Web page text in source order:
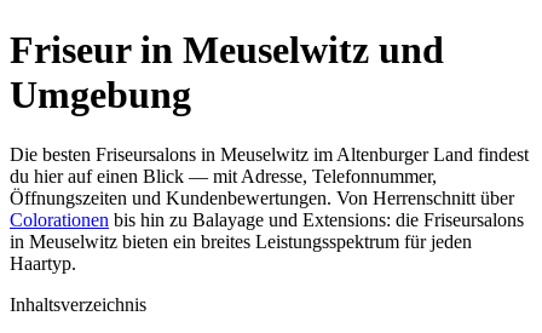
Friseur in Meuselwitz und
Umgebung
Die besten Friseursalons in Meuselwitz im Altenburger Land findest
du hier auf einen Blick — mit Adresse, Telefonnummer,
Öffnungszeiten und Kundenbewertungen. Von Herrenschnitt über
Colorationen bis hin zu Balayage und Extensions: die Friseursalons
in Meuselwitz bieten ein breites Leistungsspektrum für jeden
Haartyp.
Inhaltsverzeichnis